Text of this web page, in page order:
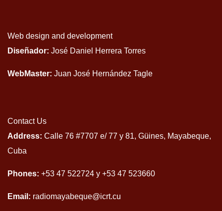
Web design and development
Diseñador: José Daniel Herrera Torres
WebMaster: Juan José Hernández Tagle
Contact Us
Address: Calle 76 #7707 e/ 77 y 81, Güines, Mayabeque,
Cuba
Phones: +53 47 522724 y +53 47 523660
Email: radiomayabeque@icrt.cu